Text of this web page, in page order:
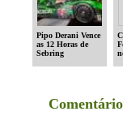
Pipo Derani Vence
as 12 Horas de
Sebring